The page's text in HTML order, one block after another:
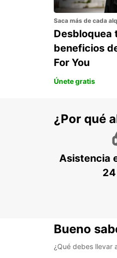
Saca más de cada
Desbloquea
beneficios
For You
Únete gratis
¿Por qué
Asistencia
Bueno
¿Qué debes llevar